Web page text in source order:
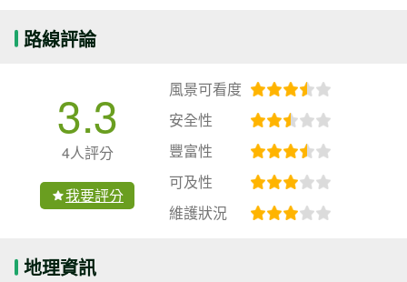
路線評論
3.3
4人評分
我要評分
風景可看度
安全性
豐富性
可及性
維護狀況
地理資訊